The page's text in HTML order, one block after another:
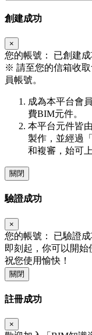
創建成功
×
您的帳號：
已創建成
※ 請至您的信箱收
員帳號。
成為本平台會
費BIM元件。
本平台元件皆
製作，並經過
和複審，始可上
關閉
驗證成功
×
您的帳號：
已驗證成
即刻起，你可以開始
祝您使用愉快！
關閉
註冊成功
×